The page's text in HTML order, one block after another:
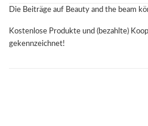
Die Beiträge auf Beauty and the beam
Kostenlose Produkte und (bezahlte)
gekennzeichnet!